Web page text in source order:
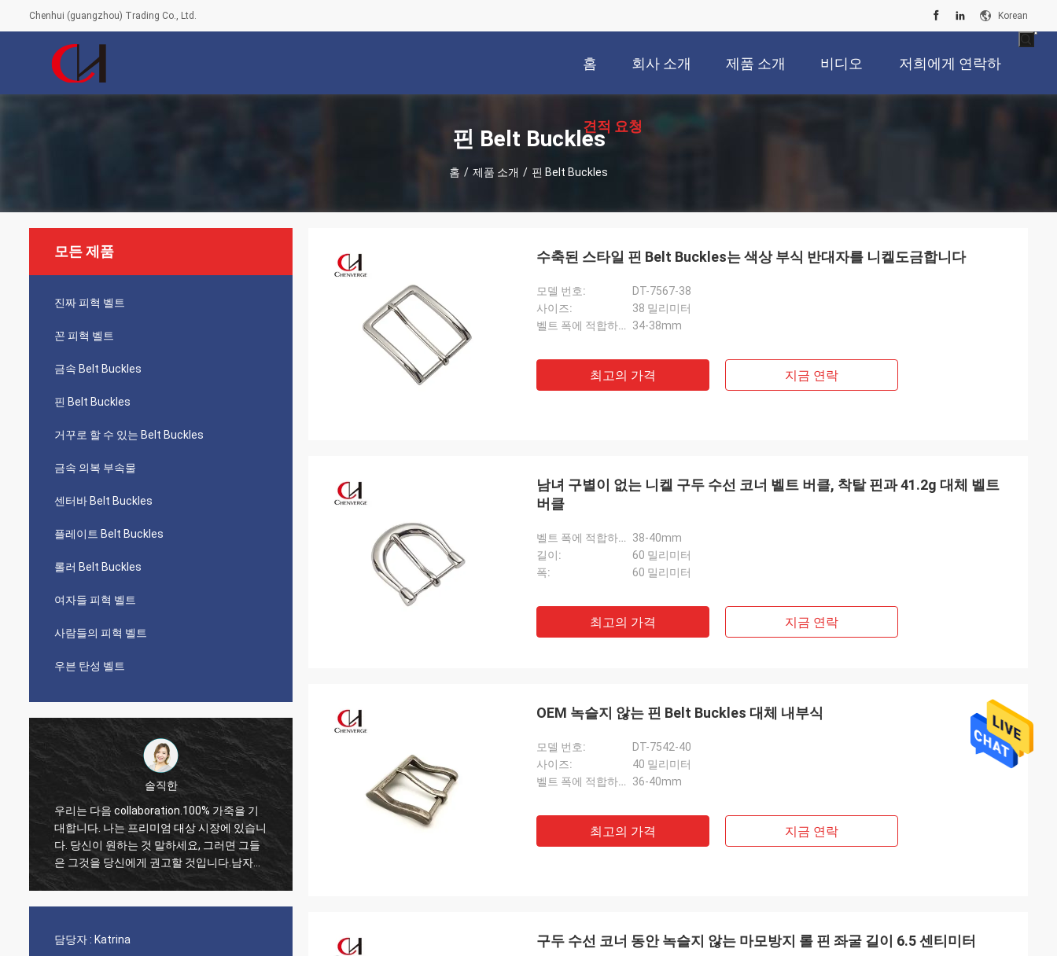
Chenhui (guangzhou) Trading Co., Ltd. Korean
홈 회사 소개 제품 소개 비디오 저희에게 연락하
십시오
견적 요청
핀 Belt Buckles
홈 / 제품 소개 / 핀 Belt Buckles
모든 제품
진짜 피혁 벨트
꼰 피혁 벨트
금속 Belt Buckles
핀 Belt Buckles
거꾸로 할 수 있는 Belt Buckles
금속 의복 부속물
센터바 Belt Buckles
플레이트 Belt Buckles
롤러 Belt Buckles
여자들 피혁 벨트
사람들의 피혁 벨트
우븐 탄성 벨트
솔직한
우리는 다음 collaboration.100% 가죽을 기
대합니다. 나는 프리미엄 대상 시장에 있습니
다. 당신이 원하는 것 말하세요, 그러면 그들
은 그것을 당신에게 권고할 것입니다.남자들
의 흑띠는 일반적으로 정장 또는 정장 바지와
시경에 있습니다.
엘레나 EEE
나는 리조트 스타일 브랜드 구매자입니다. 정
말 믿기지 않아. 특정 물질로 만들어지는 여
아주 잘했어!!!블랙은 다재다능하고 다양한
색상과 스타일의 의류와 함께 착용할 수 있기
담당자 : Katrina
수축된 스타일 핀 Belt Buckles는 색상 부식 반대자를 니켈도금합니다
모델 번호:
DT-7567-38
사이즈:
38 밀리미터
벨트 폭에 적합하세요:
34-38mm
최고의 가격 지금 연락
남녀 구별이 없는 니켈 구두 수선 코너 벨트 버클, 착탈 핀과 41.2g 대체 벨트
버클
벨트 폭에 적합하세요:
38-40mm
길이:
60 밀리미터
폭:
60 밀리미터
최고의 가격 지금 연락
OEM 녹슬지 않는 핀 Belt Buckles 대체 내부식
모델 번호:
DT-7542-40
사이즈:
40 밀리미터
벨트 폭에 적합하세요:
36-40mm
최고의 가격 지금 연락
구두 수선 코너 동안 녹슬지 않는 마모방지 롤 핀 좌굴 길이 6.5 센티미터